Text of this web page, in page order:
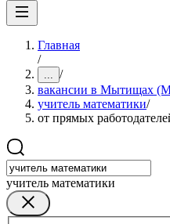
Главная
/
... /
вакансии в Мытищах
учитель математики/
от прямых
учитель математики